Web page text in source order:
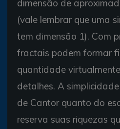
dimensão de
(vale lembrar que uma
tem dimensão 1). Com
fractais podem formar
quantidade
detalhes. A
de Cantor quanto do
reserva suas riquezas